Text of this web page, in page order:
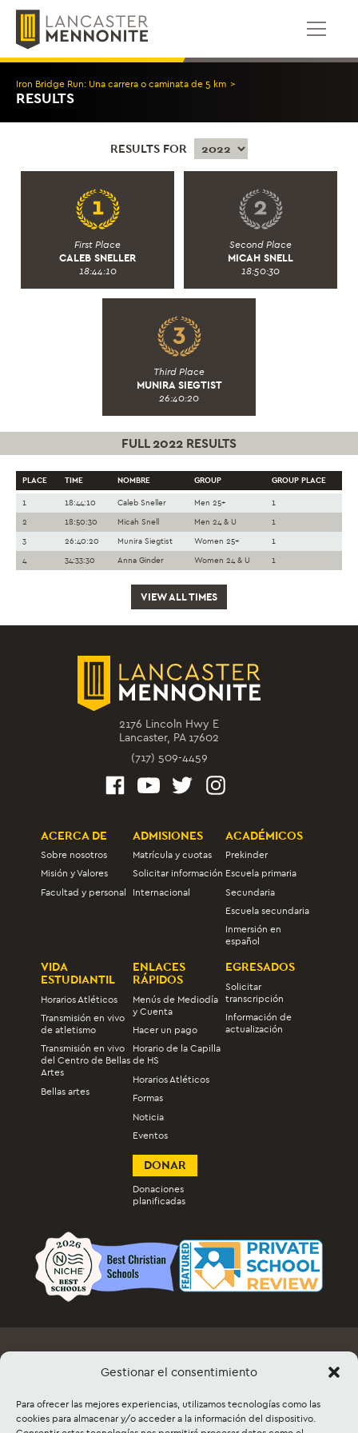
Gestionar el consentimiento
Para ofrecer las mejores experiencias, utilizamos tecnologías como las
cookies para almacenar y/o acceder a la información del dispositivo.
Saltar
contenido
Iron Bridge Run: Una carrera o caminata de 5 km >
RESULTS
RESULTS FOR
First Place
CALEB SNELLER
18:44:10
Second Place
MICAH SNELL
18:50:30
Third Place
MUNIRA SIEGTIST
26:40:20
FULL 2022 RESULTS
PLACE TIME NOMBRE GROUP GROUP PLACE
1 18:44:10 Caleb Sneller Men 25+
1
2
18:50:30 Micah Snell Men 24 & U
1
3
26:40:20 Munira Siegtist Women 25+
1
4
34:33:30 Anna Ginder Women 24 & U 1
VIEW ALL TIMES
2176 Lincoln Hwy E
Lancaster, PA 17602
(717) 509-4459
ACERCA DE
Sobre nosotros
Misión y Valores
Facultad y personal
ADMISIONES
Matrícula y cuotas
Solicitar información
Internacional
ACADÉMICOS
Prekinder
Escuela primaria
Secundaria
Escuela secundaria
Inmersión en
español
VIDA
ESTUDIANTIL
Horarios Atléticos
Transmisión en vivo
de atletismo
Transmisión en vivo
del Centro de Bellas
Artes
Bellas artes
ENLACES
RÁPIDOS
Menús de Mediodía
y Cuenta
Hacer un pago
Horario de la Capilla
de HS
Horarios Atléticos
Formas
Noticia
Eventos
EGRESADOS
Solicitar
transcripción
Información de
actualización
DONAR
Donaciones
planificadas
Alquiler de instalaciones Contacto Mapa del sitio